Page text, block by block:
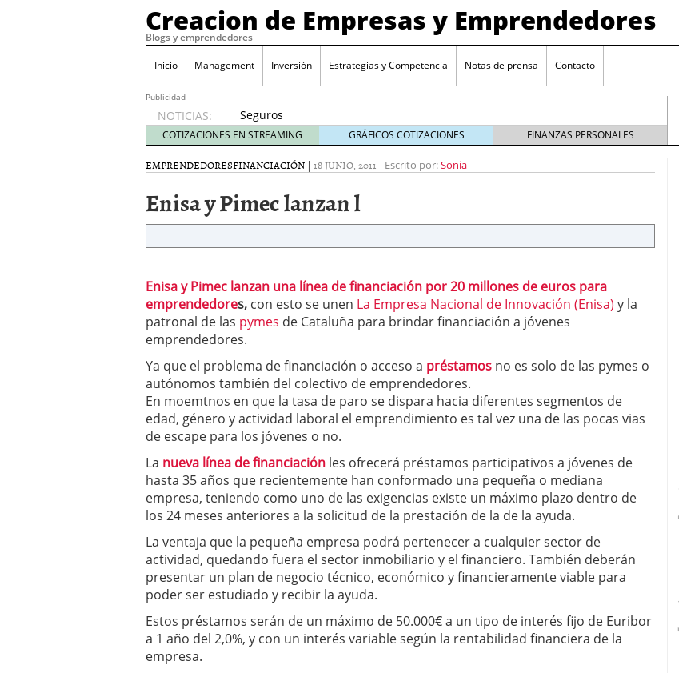
Creacion de Empresas y Emprendedores
Blogs y emprendedores
Inicio Management Inversión Estrategias y Competencia Notas de prensa Contacto
Publicidad
NOTICIAS:
Seguros
de
convenio
en
obligación
que
cuando
ya es
demasiado
tarde
Por qué el 85% de las startups españolas no llega a los tres años (y cómo
evitar ser una de ellas) 2026/02/28
Barcelona y Madrid: dos formas de emprender en el mismo país 2026/02/23
Si estás buscando tu primera ronda, esto es lo que los fondos quieren ver
en 2026 2026/02/16
2026/02/08
COTIZACIONES EN STREAMING GRÁFICOS COTIZACIONES FINANZAS PERSONALES
EMPRENDEDORESFINANCIACIÓN | 18 JUNIO, 2011 - Escrito por:Sonia
Enisa y Pimec lanzan l
Enisa y Pimec lanzan una línea de financiación por 20 millones de euros para
emprendedores, con esto se unen La Empresa Nacional de Innovación (Enisa) y la
patronal de las pymes de Cataluña para brindar financiación a jóvenes
emprendedores.
Ya que el problema de financiación o acceso a préstamos no es solo de las pymes o
autónomos también del colectivo de emprendedores.
En moemtnos en que la tasa de paro se dispara hacia diferentes segmentos de
edad, género y actividad laboral el emprendimiento es tal vez una de las pocas vias
de escape para los jóvenes o no.
La nueva línea de financiación les ofrecerá préstamos participativos a jóvenes de
hasta 35 años que recientemente han conformado una pequeña o mediana
empresa, teniendo como uno de las exigencias existe un máximo plazo dentro de
los 24 meses anteriores a la solicitud de la prestación de la de la ayuda.
La ventaja que la pequeña empresa podrá pertenecer a cualquier sector de
actividad, quedando fuera el sector inmobiliario y el financiero. También deberán
presentar un plan de negocio técnico, económico y financieramente viable para
poder ser estudiado y recibir la ayuda.
Estos préstamos serán de un máximo de 50.000€ a un tipo de interés fijo de Euribor
a 1 año del 2,0%, y con un interés variable según la rentabilidad financiera de la
empresa.